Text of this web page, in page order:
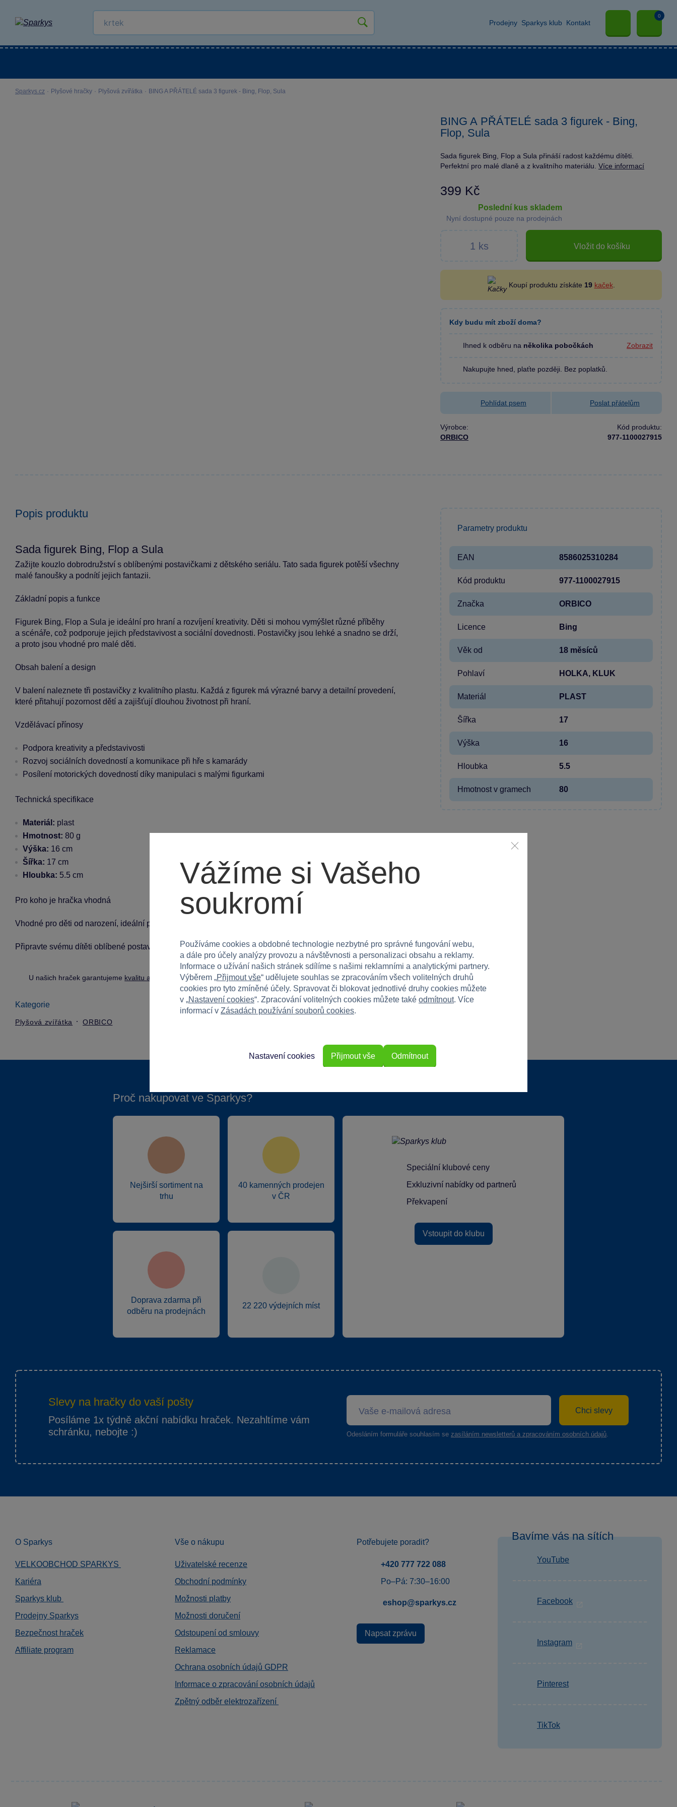
Prodejny Sparkys klub Kontakt
0
Sparkys.cz · Plyšové hračky · Plyšová zvířátka · BING A PŘÁTELÉ sada 3 figurek - Bing, Flop, Sula
BING A PŘÁTELÉ sada 3 figurek - Bing,
Flop, Sula
Sada figurek Bing, Flop a Sula přináší radost každému dítěti.
Perfektní pro malé dlaně a z kvalitního materiálu. Více informací
399 Kč
poslední kus skladem
Nyní dostupné pouze na prodejnách
Vložit do košíku
Koupí produktu získáte 19 kaček.
Kdy budu mít zboží doma?
Ihned k odběru na několika pobočkách Zobrazit
Nakupujte hned, plaťte později. Bez poplatků.
Pohlídat psem Poslat přátelům
Výrobce:
ORBICO
Kód produktu:
977-1100027915
Popis produktu
Sada figurek Bing, Flop a Sula
Zažijte kouzlo dobrodružství s oblíbenými postavičkami z dětského seriálu. Tato sada figurek potěší všechny
malé fanoušky a podnítí jejich fantazii.
Základní popis a funkce
Figurek Bing, Flop a Sula je ideální pro hraní a rozvíjení kreativity. Děti si mohou vymýšlet různé příběhy
a scénáře, což podporuje jejich představivost a sociální dovednosti. Postavičky jsou lehké a snadno se drží,
a proto jsou vhodné pro malé děti.
Obsah balení a design
V balení naleznete tři postavičky z kvalitního plastu. Každá z figurek má výrazné barvy a detailní provedení,
které přitahují pozornost dětí a zajišťují dlouhou životnost při hraní.
Vzdělávací přínosy
Podpora kreativity a představivosti
Rozvoj sociálních dovedností a komunikace při hře s kamarády
Posílení motorických dovedností díky manipulaci s malými figurkami
Technická specifikace
Materiál: plast
Hmotnost: 80 g
Výška: 16 cm
Šířka: 17 cm
Hloubka: 5.5 cm
Pro koho je hračka vhodná
Vhodné pro děti od narození, ideální pro kluky i holky. Sada figurek je skvělým doplňkem do dětského pokoje.
Připravte svému dítěti oblíbené postavičky z jeho pohádky, které mu přinesou spoustu zábavy a radosti!
U našich hraček garantujeme kvalitu a bezpečnost.
Kategorie
Plyšová zvířátka ORBICO
Parametry produktu
EAN 8586025310284
Kód produktu 977-1100027915
Značka ORBICO
Licence Bing
Věk od 18 měsíců
Pohlaví HOLKA, KLUK
Materiál PLAST
Šířka 17
Výška 16
Hloubka 5.5
Hmotnost v gramech 80
Proč nakupovat ve Sparkys?
Nejširší sortiment na
trhu
40 kamenných prodejen
v ČR
Doprava zdarma při
odběru na prodejnách
22 220 výdejních míst
Speciální klubové ceny
Exkluzivní nabídky od partnerů
Překvapení
Vstoupit do klubu
Slevy na hračky do vaší pošty
Posíláme 1x týdně akční nabídku hraček. Nezahltíme vám
schránku, nebojte :)
Chci slevy
Odesláním formuláře souhlasím se zasíláním newsletterů a zpracováním osobních údajů
O Sparkys
VELKOOBCHOD SPARKYS
Kariéra
Sparkys klub
Prodejny Sparkys
Bezpečnost hraček
Affiliate program
Vše o nákupu
Uživatelské recenze
Obchodní podmínky
Možnosti platby
Možnosti doručení
Odstoupení od smlouvy
Reklamace
Ochrana osobních údajů GDPR
Informace o zpracování osobních údajů
Zpětný odběr elektrozařízení
Potřebujete poradit?
+420 777 722 088
Po–Pá: 7:30–16:00
eshop@sparkys.cz
Napsat zprávu
Bavíme vás na sítích
YouTube
Facebook
Instagram
Pinterest
TikTok
Vážíme si Vašeho
soukromí
Používáme cookies a obdobné technologie nezbytné pro správné fungování webu,
a dále pro účely analýzy provozu a návštěvnosti a personalizaci obsahu a reklamy.
Informace o užívání našich stránek sdílíme s našimi reklamními a analytickými partnery.
Výběrem „Přijmout vše“ udělujete souhlas se zpracováním všech volitelných druhů
cookies pro tyto zmíněné účely. Spravovat či blokovat jednotlivé druhy cookies můžete
v „Nastavení cookies“. Zpracování volitelných cookies můžete také odmítnout. Více
informací v Zásadách používání souborů cookies.
Odmítnout
Nastavení cookies Přijmout vše